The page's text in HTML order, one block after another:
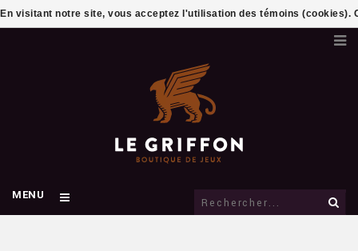
MENU
En visitant notre site, vous acceptez l'utilisation des témoins